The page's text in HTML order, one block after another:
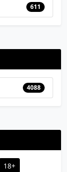
611
4088
18+